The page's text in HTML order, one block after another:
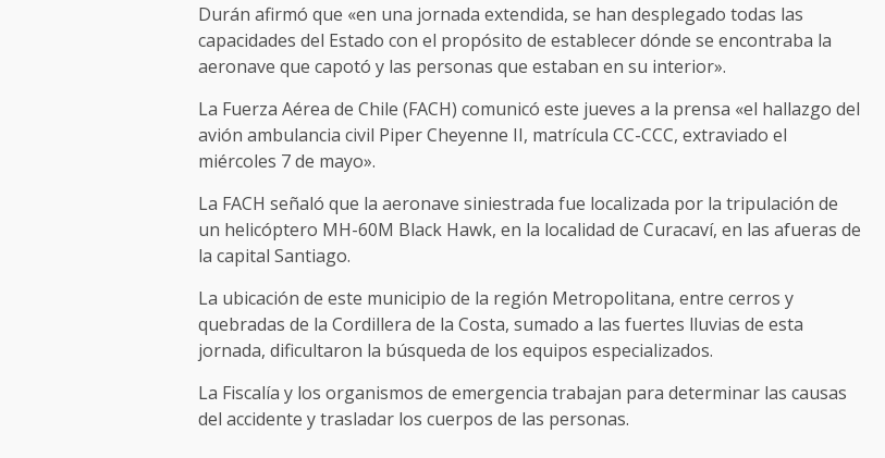
Durán afirmó que «en una jornada extendida, se han desplegado todas las
capacidades del Estado con el propósito de establecer dónde se encontraba la
aeronave que capotó y las personas que estaban en su interior».
La Fuerza Aérea de Chile (FACH) comunicó este jueves a la prensa «el hallazgo del
avión ambulancia civil Piper Cheyenne II, matrícula CC-CCC, extraviado el
miércoles 7 de mayo».
La FACH señaló que la aeronave siniestrada fue localizada por la tripulación de
un helicóptero MH-60M Black Hawk, en la localidad de Curacaví, en las afueras de
la capital Santiago.
La ubicación de este municipio de la región Metropolitana, entre cerros y
quebradas de la Cordillera de la Costa, sumado a las fuertes lluvias de esta
jornada, dificultaron la búsqueda de los equipos especializados.
La Fiscalía y los organismos de emergencia trabajan para determinar las causas
del accidente y trasladar los cuerpos de las personas.